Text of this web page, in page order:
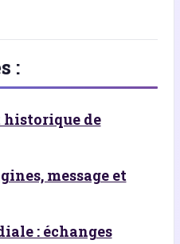
:
de
message et
: échanges